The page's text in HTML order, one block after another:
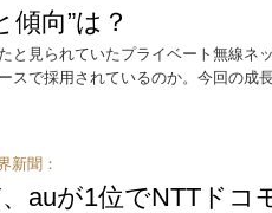
傾向”は？
と見られていたプライベート無線ネ
スで採用されているのか。今回の成
新聞：
auが1位でNTTドコ